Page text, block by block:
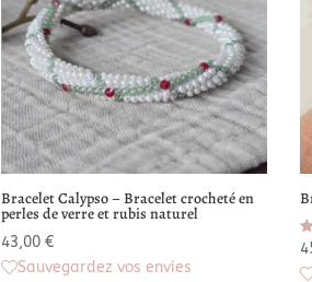
Bracelet Calypso – Bracelet crocheté en
perles de verre et rubis naturel
43,00 €
Sauvegardez vos envies